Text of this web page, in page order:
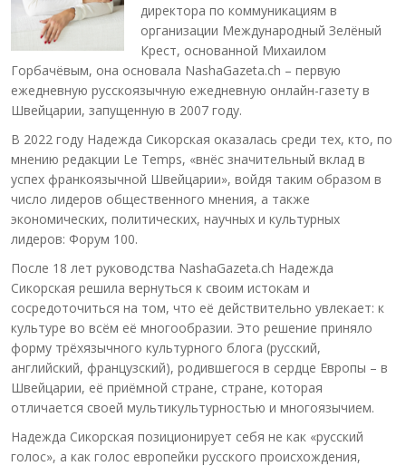
директора по коммуникациям в
организации Международный Зелёный
Крест, основанной Михаилом
Горбачёвым, она основала NashaGazeta.ch – первую
ежедневную русскоязычную ежедневную онлайн-газету в
Швейцарии, запущенную в 2007 году.
В 2022 году Надежда Сикорская оказалась среди тех, кто, по
мнению редакции Le Temps, «внёс значительный вклад в
успех франкоязычной Швейцарии», войдя таким образом в
число лидеров общественного мнения, а также
экономических, политических, научных и культурных
лидеров: Форум 100.
После 18 лет руководства NashaGazeta.ch Надежда
Сикорская решила вернуться к своим истокам и
сосредоточиться на том, что её действительно увлекает: к
культуре во всём её многообразии. Это решение приняло
форму трёхязычного культурного блога (русский,
английский, французский), родившегося в сердце Европы – в
Швейцарии, её приёмной стране, стране, которая
отличается своей мультикультурностью и многоязычием.
Надежда Сикорская позиционирует себя не как «русский
голос», а как голос европейки русского происхождения,